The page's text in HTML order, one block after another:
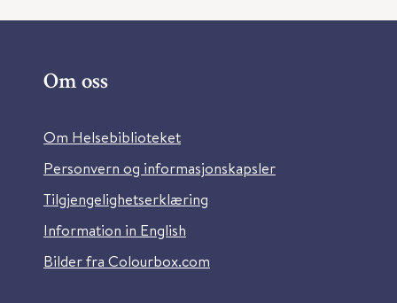
Om oss
Om Helsebiblioteket
Personvern og informasjonskapsler
Tilgjengelighetserklæring
Information in English
Bilder fra Colourbox.com